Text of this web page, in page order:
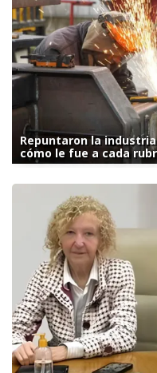
Repuntaron la
cómo le fue a cada